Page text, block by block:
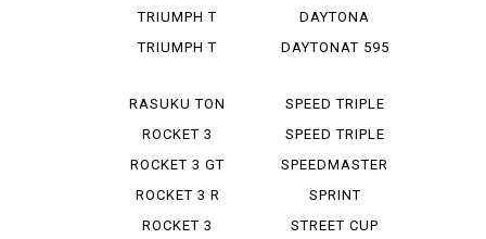
SPEED TRI...
TRIUMPH T
100 BON...
TRIUMPH T
MOTO 2 765
DAYTONA
MOTO 2 765...
DAYTONAT 595
RASUKU TON
900
ROCKET 3
ROCKET 3 GT
STORM
ROCKET 3 R
ROCKET 3
SPEED TRIPLE
955 I
SPEED TRIPLE
RS
SPEEDMASTER
SPRINT
STREET CUP